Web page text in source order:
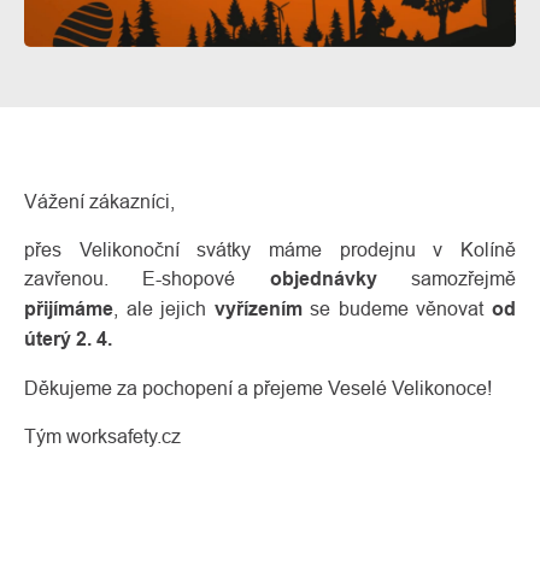
Vážení zákazníci,
přes Velikonoční svátky máme prodejnu v Kolíně
zavřenou. E-shopové objednávkysamozřejmě
přijímáme , ale jejich vyřízenímse budeme věnovatod
úterý 2. 4.
Děkujeme za pochopení a přejeme Veselé Velikonoce!
Tým worksafety.cz